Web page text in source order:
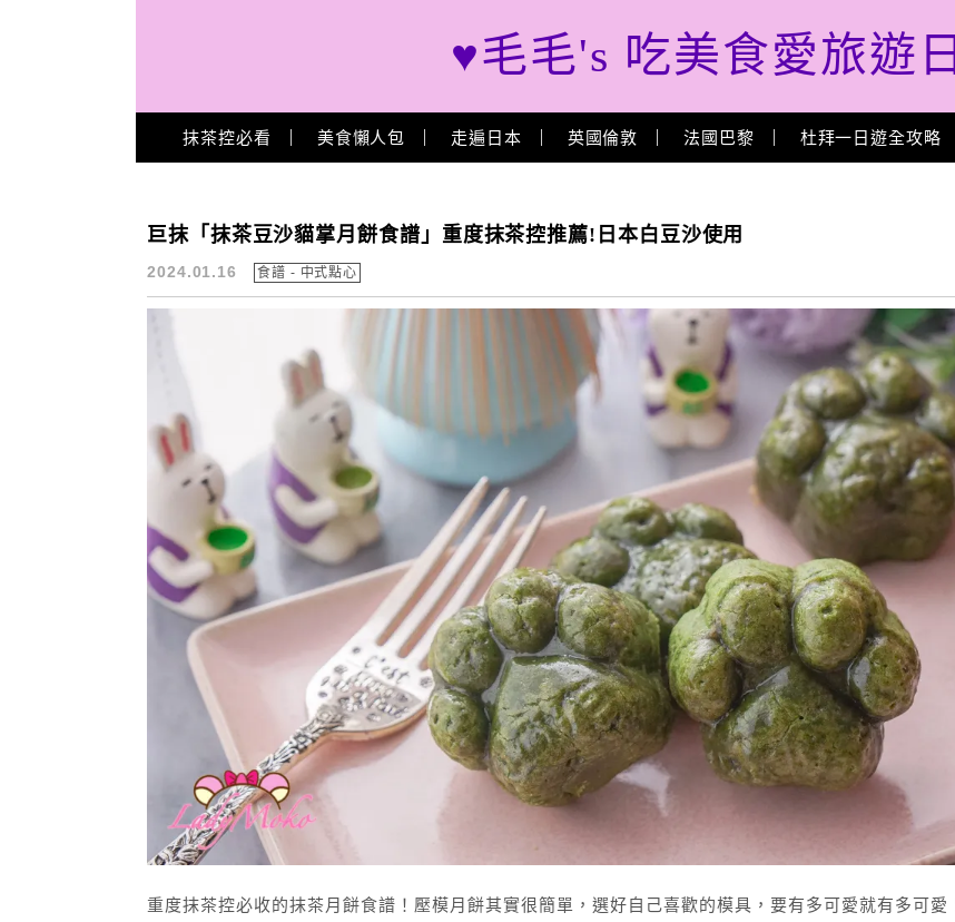
♥毛毛's 吃美食愛旅遊
Main Menu
抹茶控必看 美食懶人包 走遍日本 英國倫敦 法國巴黎 杜拜一日遊全攻略
月餅 作法
巨抹「抹茶豆沙貓掌月餅食譜」重度抹茶控推薦!日本白豆沙使用
2024.01.16 食譜 - 中式點心
重度抹茶控必收的抹茶月餅食譜！壓模月餅其實很簡單，選好自己喜歡的模具，要有多可愛就有多可愛